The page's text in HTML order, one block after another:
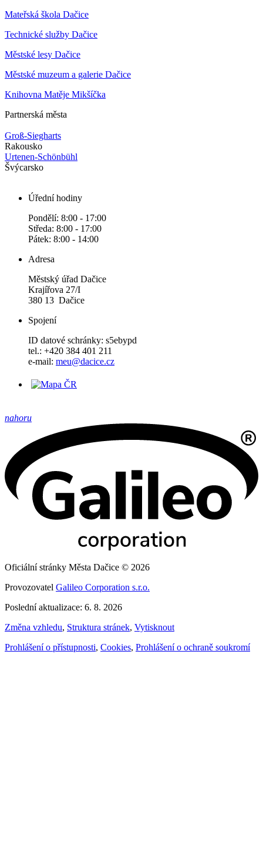
Mateřská škola Dačice
Technické služby Dačice
Městské lesy Dačice
Městské muzeum a galerie Dačice
Knihovna Matěje Mikšíčka
Partnerská města
Groß-Siegharts
Rakousko
Urtenen-Schönbühl
Švýcarsko
Úřední hodiny
Pondělí: 8:00 - 17:00
Středa: 8:00 - 17:00
Pátek: 8:00 - 14:00
Adresa
Městský úřad Dačice
Krajířova 27/I
380 13 Dačice
Spojení
ID datové schránky: s5ebypd
tel.: +420 384 401 211
e-mail: meu@dacice.cz
nahoru
Oficiální stránky Města Dačice © 2026
Provozovatel Galileo Corporation s.r.o.
Poslední aktualizace: 6. 8. 2026
Změna vzhledu, Struktura stránek, Vytisknout
Prohlášení o přístupnosti, Cookies, Prohlášení o ochraně soukromí